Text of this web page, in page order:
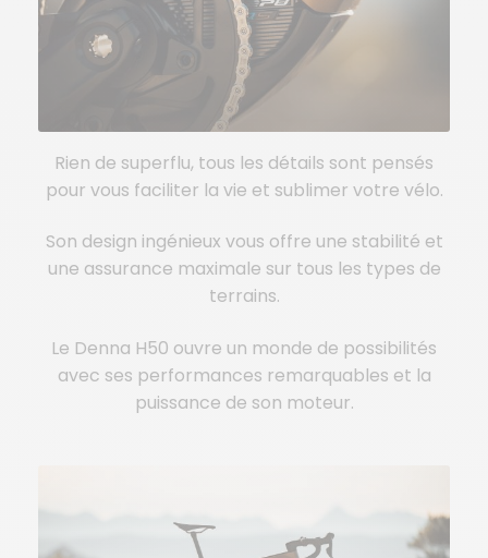
Rien de superflu, tous les détails sont pensés
pour vous faciliter la vie et sublimer votre vélo.
Son design ingénieux vous offre une stabilité et
une assurance maximale sur tous les types de
terrains.
Le Denna H50 ouvre un monde de possibilités
avec ses performances remarquables et la
puissance de son moteur.